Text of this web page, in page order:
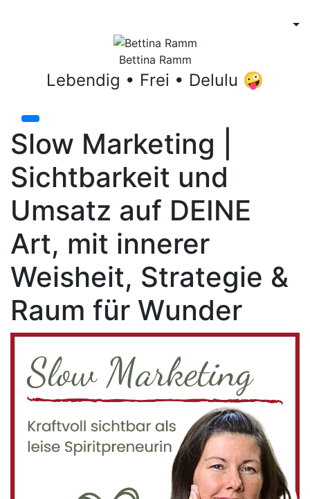
Bettina Ramm
Lebendig • Frei • Delulu 🤪
Slow Marketing |
Sichtbarkeit und
Umsatz auf DEINE
Art, mit innerer
Weisheit, Strategie &
Raum für Wunder